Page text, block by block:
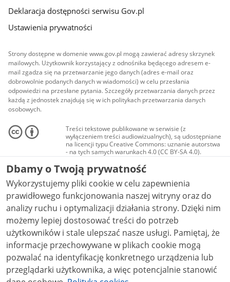
Deklaracja dostępności serwisu Gov.pl
Ustawienia prywatności
Strony dostępne w domenie www.gov.pl mogą zawierać adresy skrzynek
mailowych. Użytkownik korzystający z odnośnika będącego adresem e-
mail zgadza się na przetwarzanie jego danych (adres e-mail oraz
dobrowolnie podanych danych w wiadomości) w celu przesłania
odpowiedzi na przesłane pytania. Szczegóły przetwarzania danych przez
każdą z jednostek znajdują się w ich politykach przetwarzania danych
osobowych.
Treści tekstowe publikowane w serwisie (z
wyłączeniem treści audiowizualnych), są udostępniane
na licencji typu Creative Commons: uznanie autorstwa
- na tych samych warunkach 4.0 (CC BY-SA 4.0).
Materiały audiowizualne, w tym zdjęcia, materiały
audio i wideo, są udostępniane na licencji typu
Creative Commons: uznanie autorstwa użycie
niekomercyjne - bez utworów zależnych 4.0 (CC BY-
NC-ND 4.0), o ile nie jest to stwierdzone inaczej.
Dbamy o Twoją prywatność
Wykorzystujemy pliki cookie w celu zapewnienia
prawidłowego funkcjonowania naszej witryny oraz do
analizy ruchu i optymalizacji działania strony. Dzięki nim
możemy lepiej dostosować treści do potrzeb
użytkowników i stale ulepszać nasze usługi. Pamiętaj, że
informacje przechowywane w plikach cookie mogą
pozwalać na identyfikację konkretnego urządzenia lub
przeglądarki użytkownika, a więc potencjalnie stanowić